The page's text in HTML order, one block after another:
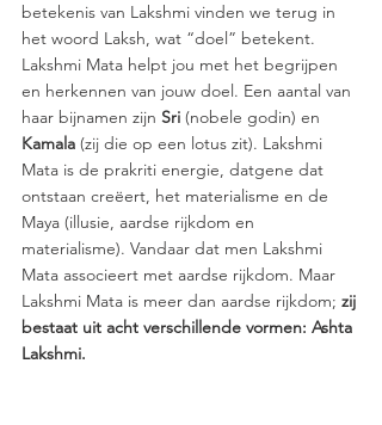
betekenis van Lakshmi vinden we terug in
het woord Laksh, wat “doel” betekent.
Lakshmi Mata helpt jou met het begrijpen
en herkennen van jouw doel. Een aantal van
haar bijnamen zijn Sri (nobele godin) en
Kamala (zij die op een lotus zit). Lakshmi
Mata is de prakriti energie, datgene dat
ontstaan creëert, het materialisme en de
Maya (illusie, aardse rijkdom en
materialisme). Vandaar dat men Lakshmi
Mata associeert met aardse rijkdom. Maar
Lakshmi Mata is meer dan aardse rijkdom; zij
bestaat uit acht verschillende vormen: Ashta
Lakshmi.